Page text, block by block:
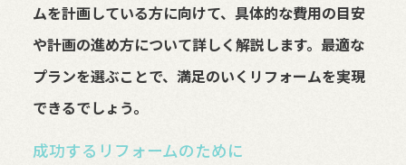
ムを計画している方に向けて、具体的な費用の目安
や計画の進め方について詳しく解説します。最適な
プランを選ぶことで、満足のいくリフォームを実現
できるでしょう。
成功するリフォームのために